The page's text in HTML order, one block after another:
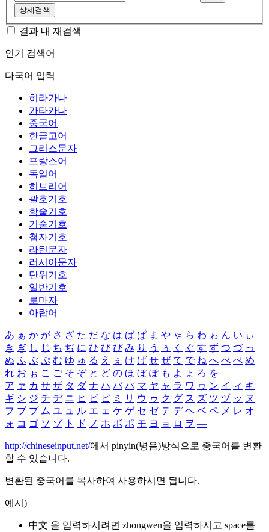
상세검색
결과 내 재검색
인기 검색어
다국어 입력
히라가나
가타카나
중국어
한글고어
그리스문자
프랑스어
독일어
히브리어
괄호기호
학술기호
기술기호
첨자기호
라틴문자
러시아문자
단위기호
일반기호
로마자
아랍어
あ ぁ か が さ ざ た だ な は ば ぱ ま や ゃ ら わ ゎ ん い ぃ
き ぎ し じ ち ぢ に ひ び ぴ み り う ぅ く ぐ す ず つ づ っ
ぬ ふ ぶ ぷ む ゆ ゅ る え ぇ け げ せ ぜ て で ね へ べ ぺ め
れ お ぉ こ ご そ ぞ と ど の ほ ぼ ぽ も よ ょ ろ を
ア ァ カ サ ザ タ ダ ナ ハ バ パ マ ヤ ャ ラ ワ ヮ ン イ ィ キ
ギ シ ジ チ ヂ ニ ヒ ビ ピ ミ リ ウ ゥ ク グ ス ズ ツ ヅ ッ ヌ
フ ブ プ ム ユ ュ ル エ ェ ケ ゲ セ ゼ テ デ ヘ ベ ペ メ レ オ
ォ コ ゴ ソ ゾ ト ド ノ ホ ボ ポ モ ヨ ョ ロ ヲ ―
http://chineseinput.net/에서 pinyin(병음)방식으로 중국어를 변환
할 수 있습니다.
변환된 중국어를 복사하여 사용하시면 됩니다.
예시)
中文 을 입력하시려면 zhongwen을 입력하시고 space를